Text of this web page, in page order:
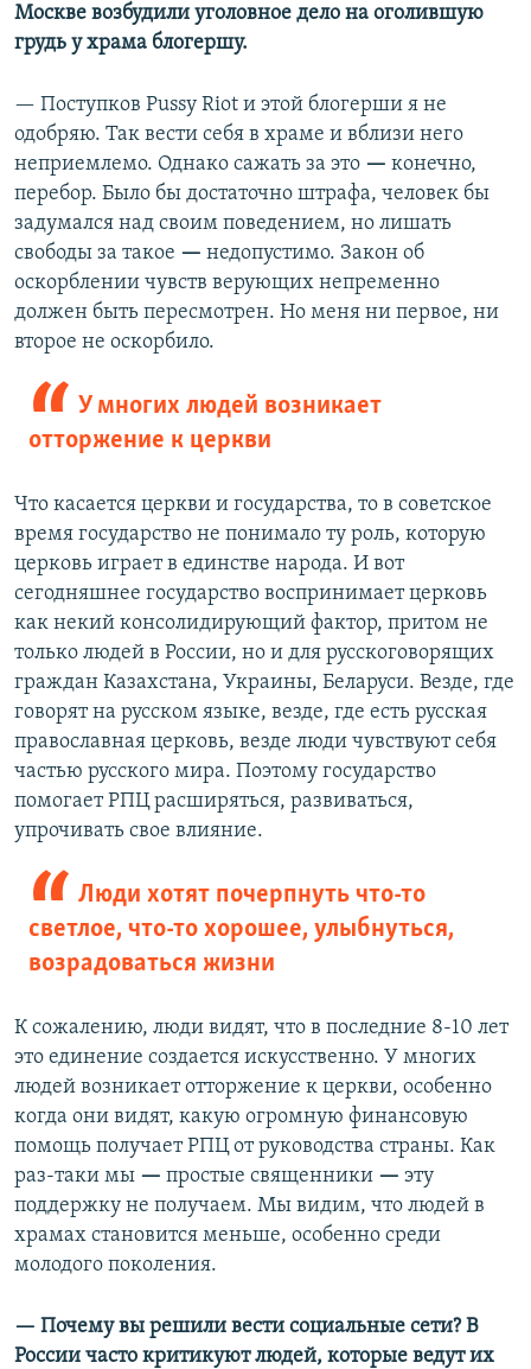
Москве возбудили уголовное дело на оголившую
грудь у храма блогершу.
— Поступков Pussy Riot и этой блогерши я не
одобряю. Так вести себя в храме и вблизи него
неприемлемо. Однако сажать за это — конечно,
перебор. Было бы достаточно штрафа, человек бы
задумался над своим поведением, но лишать
свободы за такое — недопустимо. Закон об
оскорблении чувств верующих непременно
должен быть пересмотрен. Но меня ни первое, ни
второе не оскорбило.
У многих людей возникает
отторжение к церкви
Что касается церкви и государства, то в советское
время государство не понимало ту роль, которую
церковь играет в единстве народа. И вот
сегодняшнее государство воспринимает церковь
как некий консолидирующий фактор, притом не
только людей в России, но и для русскоговорящих
граждан Казахстана, Украины, Беларуси. Везде, где
говорят на русском языке, везде, где есть русская
православная церковь, везде люди чувствуют себя
частью русского мира. Поэтому государство
помогает РПЦ расширяться, развиваться,
упрочивать свое влияние.
Люди хотят почерпнуть что-то
светлое, что-то хорошее, улыбнуться,
возрадоваться жизни
К сожалению, люди видят, что в последние 8-10 лет
это единение создается искусственно. У многих
людей возникает отторжение к церкви, особенно
когда они видят, какую огромную финансовую
помощь получает РПЦ от руководства страны. Как
раз-таки мы — простые священники — эту
поддержку не получаем. Мы видим, что людей в
храмах становится меньше, особенно среди
молодого поколения.
— Почему вы решили вести социальные сети? В
России часто критикуют людей, которые ведут их